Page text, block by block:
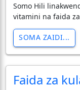
Somo Hili
vitamini na faida
SOMA ZAIDI...
Faida za